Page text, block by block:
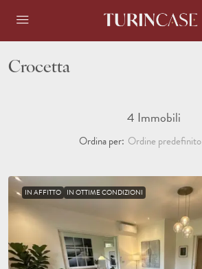
Crocetta
4 Immobili
Ordina per: Ordine predefinito
IN AFFITTO IN OTTIME CONDIZIONI